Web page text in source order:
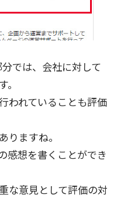
では、会社に対して
われていることも評価
りますね。
感想を書くことができ
な意見として評価の対